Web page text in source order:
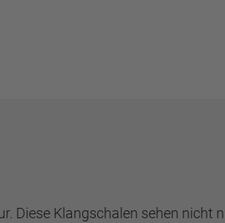
Diese Klangschalen sehen nicht